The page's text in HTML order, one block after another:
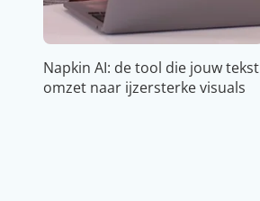
Napkin AI: de tool die jouw tekst
omzet naar ijzersterke visuals